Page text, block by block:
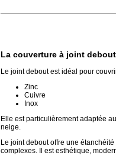
La couverture à joint debout
Le joint debout est idéal pour
Zinc
Cuivre
Inox
Elle est particulièrement adaptée
neige.
Le joint debout offre une
complexes. Il est esthétique,